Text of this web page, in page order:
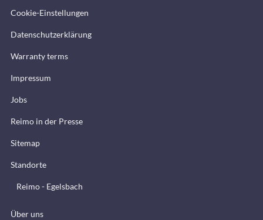
Cookie-Einstellungen
Datenschutzerklärung
Warranty terms
Impressum
Jobs
Reimo in der Presse
Sitemap
Standorte
Reimo - Egelsbach
Über uns